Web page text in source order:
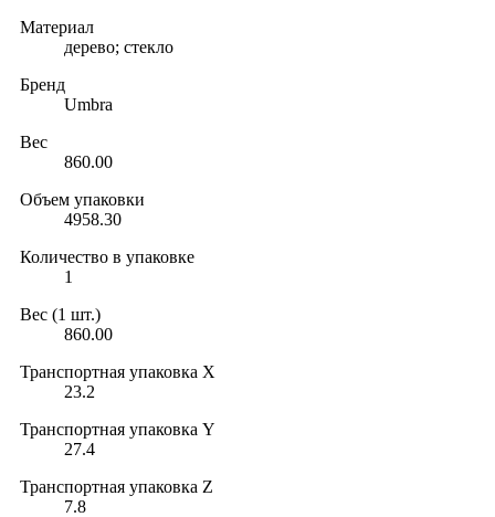
Материал
дерево; стекло
Бренд
Umbra
Вес
860.00
Объем упаковки
4958.30
Количество в упаковке
1
Вес (1 шт.)
860.00
Транспортная упаковка X
23.2
Транспортная упаковка Y
27.4
Транспортная упаковка Z
7.8